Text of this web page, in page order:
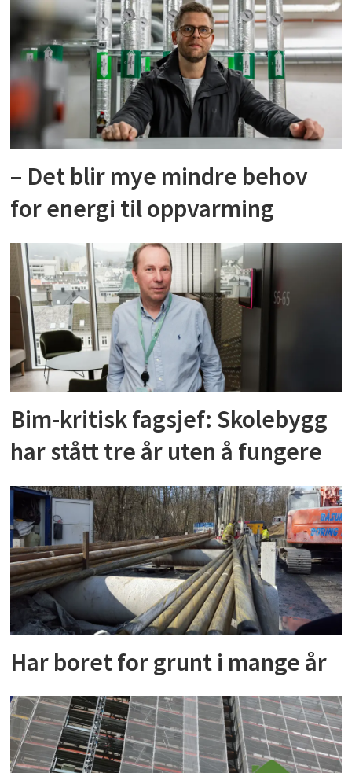
– Det blir mye mindre behov
for energi til oppvarming
Bim-kritisk fagsjef: Skolebygg
har stått tre år uten å fungere
Har boret for grunt i mange år